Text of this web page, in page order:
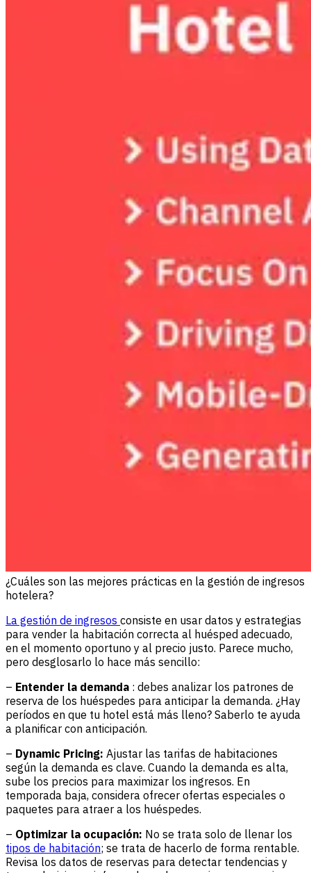
¿Cuáles son las mejores prácticas en la gestión de ingresos
hotelera?
La gestión de ingresos consiste en usar datos y estrategias
para vender la habitación correcta al huésped adecuado,
en el momento oportuno y al precio justo. Parece mucho,
pero desglosarlo lo hace más sencillo:
– Entender la demanda : debes analizar los patrones de
reserva de los huéspedes para anticipar la demanda. ¿Hay
períodos en que tu hotel está más lleno? Saberlo te ayuda
a planificar con anticipación.
– Dynamic Pricing: Ajustar las tarifas de habitaciones
según la demanda es clave. Cuando la demanda es alta,
sube los precios para maximizar los ingresos. En
temporada baja, considera ofrecer ofertas especiales o
paquetes para atraer a los huéspedes.
– Optimizar la ocupación: No se trata solo de llenar los
tipos de habitación; se trata de hacerlo de forma rentable.
Revisa los datos de reservas para detectar tendencias y